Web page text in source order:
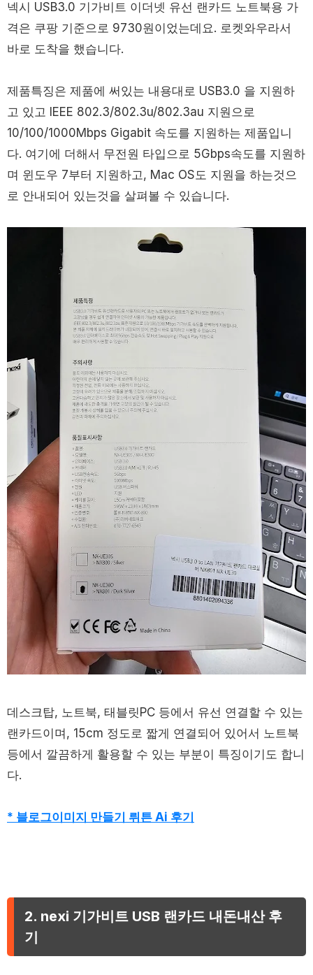
넥시 USB3.0 기가비트 이더넷 유선 랜카드 노트북용 가
격은 쿠팡 기준으로 9730원이었는데요. 로켓와우라서
바로 도착을 했습니다.
제품특징은 제품에 써있는 내용대로 USB3.0 을 지원하
고 있고 IEEE 802.3/802.3u/802.3au 지원으로
10/100/1000Mbps Gigabit 속도를 지원하는 제품입니
다. 여기에 더해서 무전원 타입으로 5Gbps속도를 지원하
며 윈도우 7부터 지원하고, Mac OS도 지원을 하는것으
로 안내되어 있는것을 살펴볼 수 있습니다.
데스크탑, 노트북, 태블릿PC 등에서 유선 연결할 수 있는
랜카드이며, 15cm 정도로 짧게 연결되어 있어서 노트북
등에서 깔끔하게 활용할 수 있는 부분이 특징이기도 합니
다.
* 블로그이미지 만들기 뤼튼 Ai 후기
2. nexi 기가비트 USB 랜카드 내돈내산 후
기